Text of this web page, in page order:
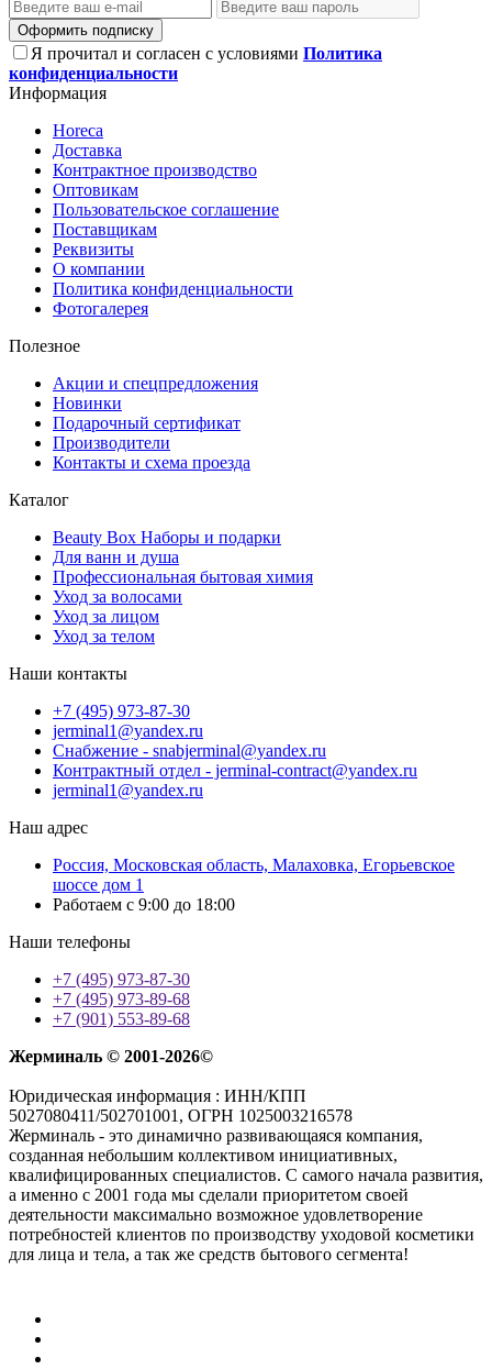
Оформить подписку
Я прочитал и согласен с условиями Политика
конфиденциальности
Информация
Horeca
Доставка
Контрактное производство
Оптовикам
Пользовательское соглашение
Поставщикам
Реквизиты
О компании
Политика конфиденциальности
Фотогалерея
Полезное
Акции и спецпредложения
Новинки
Подарочный сертификат
Производители
Контакты и схема проезда
Каталог
Beauty Box Наборы и подарки
Для ванн и душа
Профессиональная бытовая химия
Уход за волосами
Уход за лицом
Уход за телом
Наши контакты
+7 (495) 973-87-30
jerminal1@yandex.ru
Снабжение - snabjerminal@yandex.ru
Контрактный отдел - jerminal-contract@yandex.ru
jerminal1@yandex.ru
Наш адрес
Россия, Московская область, Малаховка, Егорьевское
шоссе дом 1
Работаем с 9:00 до 18:00
Наши телефоны
+7 (495) 973-87-30
+7 (495) 973-89-68
+7 (901) 553-89-68
Жерминаль © 2001-2026©
Юридическая информация : ИНН/КПП
5027080411/502701001, ОГРН 1025003216578
Жерминаль - это динамично развивающаяся компания,
созданная небольшим коллективом инициативных,
квалифицированных специалистов. С самого начала развития,
а именно с 2001 года мы сделали приоритетом своей
деятельности максимально возможное удовлетворение
потребностей клиентов по производству уходовой косметики
для лица и тела, а так же средств бытового сегмента!